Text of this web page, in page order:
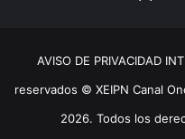
AVISO DE PRIVACIDAD
reservados © XEIPN Canal
2026. Todos los